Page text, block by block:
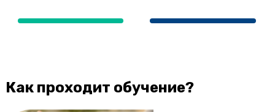
Как проходит обучение?